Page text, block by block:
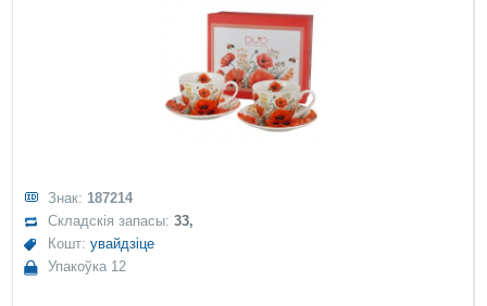
Знак: 187214
Складскія запасы:33,
Кошт:увайдзіце
Упакоўка 12